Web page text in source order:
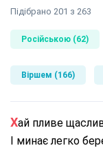
Підібрано 201 з 263
Російською (62)
Віршем (166)
Хай пливе
І минає легко